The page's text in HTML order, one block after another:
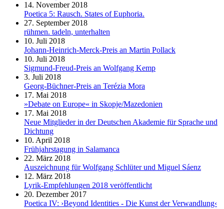
14. November 2018
Poetica 5: Rausch. States of Euphoria.
27. September 2018
rühmen. tadeln, unterhalten
10. Juli 2018
Johann-Heinrich-Merck-Preis an Martin Pollack
10. Juli 2018
Sigmund-Freud-Preis an Wolfgang Kemp
3. Juli 2018
Georg-Büchner-Preis an Terézia Mora
17. Mai 2018
»Debate on Europe« in Skopje/Mazedonien
17. Mai 2018
Neue Mitglieder in der Deutschen Akademie für Sprache und
Dichtung
10. April 2018
Frühjahrstagung in Salamanca
22. März 2018
Auszeichnung für Wolfgang Schlüter und Miguel Sáenz
12. März 2018
Lyrik-Empfehlungen 2018 veröffentlicht
20. Dezember 2017
Poetica IV: ›Beyond Identities - Die Kunst der Verwandlung‹